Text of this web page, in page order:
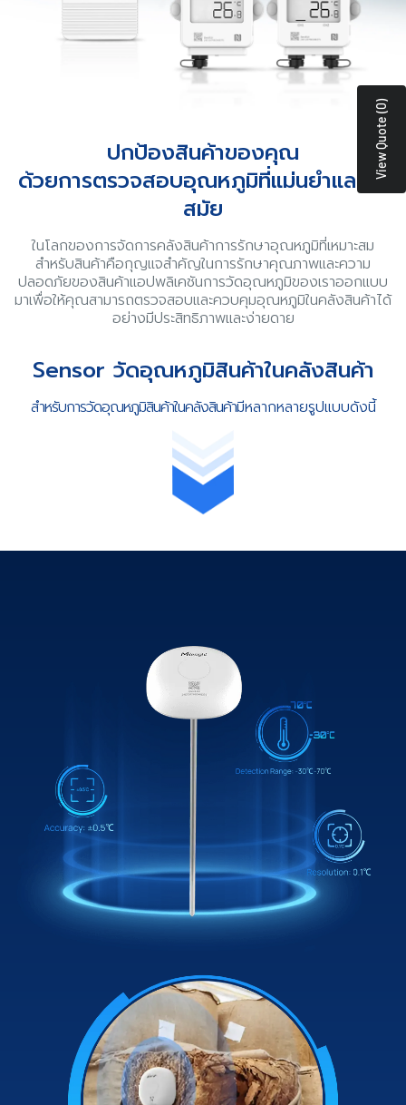
ปกป้องสินค้าของคุณ
ด้วยการตรวจสอบอุณหภูมิที่แม่นยำและทัน
สมัย
ในโลกของการจัดการคลังสินค้าการรักษาอุณหภูมิที่เหมาะสม
สำหรับสินค้าคือกุญแจสำคัญในการรักษาคุณภาพและความ
ปลอดภัยของสินค้าแอปพลิเคชันการวัดอุณหภูมิของเราออกแบบ
มาเพื่อให้คุณสามารถตรวจสอบและควบคุมอุณหภูมิในคลังสินค้าได้
อย่างมีประสิทธิภาพและง่ายดาย
Sensor วัดอุณหภูมิสินค้าในคลังสินค้า
สำหรับการวัดอุณหภูมิสินค้าในคลังสินค้ามีหลากหลายรูปแบบดังนี้
View Quote (0)